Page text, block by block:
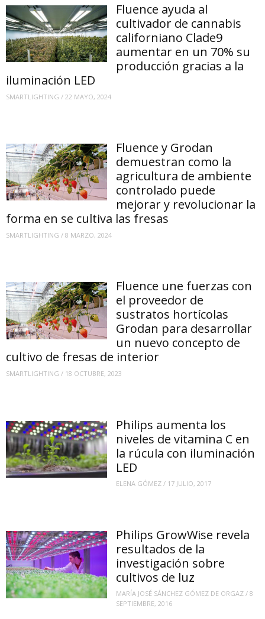
Fluence ayuda al
cultivador de cannabis
californiano Clade9
aumentar en un 70% su
producción gracias a la
iluminación LED
SMARTLIGHTING / 22 MAYO, 2024
Fluence y Grodan
demuestran como la
agricultura de ambiente
controlado puede
mejorar y revolucionar la
forma en se cultiva las fresas
SMARTLIGHTING / 8 MARZO, 2024
Fluence une fuerzas con
el proveedor de
sustratos hortícolas
Grodan para desarrollar
un nuevo concepto de
cultivo de fresas de interior
SMARTLIGHTING / 18 OCTUBRE, 2023
Philips aumenta los
niveles de vitamina C en
la rúcula con iluminación
LED
ELENA GÓMEZ / 17 JULIO, 2017
Philips GrowWise revela
resultados de la
investigación sobre
cultivos de luz
MARÍA JOSÉ SÁNCHEZ GÓMEZ DE ORGAZ /8
SEPTIEMBRE, 2016